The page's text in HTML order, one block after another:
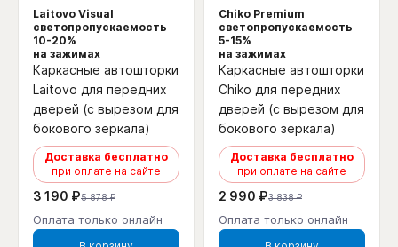
Laitovo Visual
светопропускаемость
10-20%
на зажимах
Каркасные автошторки
Laitovo для передних
дверей (с вырезом для
бокового зеркала)
Доставка бесплатно
при оплате на сайте
3 190 ₽5 878 ₽
Оплата только онлайн
Chiko Premium
светопропускаемость
5-15%
на зажимах
Каркасные автошторки
Chiko для передних
дверей (с вырезом для
бокового зеркала)
Доставка бесплатно
при оплате на сайте
2 990 ₽3 838 ₽
Оплата только онлайн